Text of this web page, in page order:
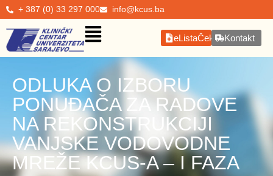
+ 387 (0) 33 297 000 info@kcus.ba
eListaČekanjaKontakt
ODLUKA O IZBORU
PONUĐAČA ZA RADOVE
NA REKONSTRUKCIJI
VANJSKE VODOVODNE
MREŽE KCUS-A – I FAZA